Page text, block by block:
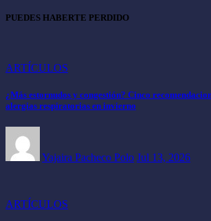
PUEDES HABERTE PERDIDO
ARTÍCULOS
¿Más estornudos y congestión? Cinco
alergias respiratorias en invierno
Yajaira Pacheco Polo Jul 13, 2026
ARTÍCULOS